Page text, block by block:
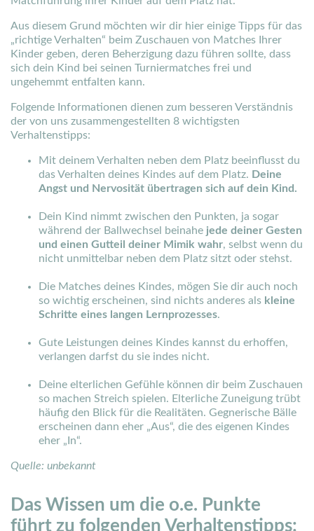
Aus diesem Grund möchten wir dir hier einige Tipps für das
„richtige Verhalten“ beim Zuschauen von Matches Ihrer
Kinder geben, deren Beherzigung dazu führen sollte, dass
sich dein Kind bei seinen Turniermatches frei und
ungehemmt entfalten kann.
Folgende Informationen dienen zum besseren Verständnis
der von uns zusammengestellten 8 wichtigsten
Verhaltenstipps:
Mit deinem Verhalten neben dem Platz beeinflusst du
das Verhalten deines Kindes auf dem Platz. Deine
Angst und Nervosität übertragen sich auf dein Kind.
Dein Kind nimmt zwischen den Punkten, ja sogar
während der Ballwechsel beinahe jede deiner Gesten
und einen Gutteil deiner Mimik wahr, selbst wenn du
nicht unmittelbar neben dem Platz sitzt oder stehst.
Die Matches deines Kindes, mögen Sie dir auch noch
so wichtig erscheinen, sind nichts anderes als kleine
Schritte eines langen Lernprozesses.
Gute Leistungen deines Kindes kannst du erhoffen,
verlangen darfst du sie indes nicht.
Deine elterlichen Gefühle können dir beim Zuschauen
so machen Streich spielen. Elterliche Zuneigung trübt
häufig den Blick für die Realitäten. Gegnerische Bälle
erscheinen dann eher „Aus“, die des eigenen Kindes
eher „In“.
Quelle: unbekannt
Das Wissen um die o.e. Punkte
führt zu folgenden Verhaltenstipps: